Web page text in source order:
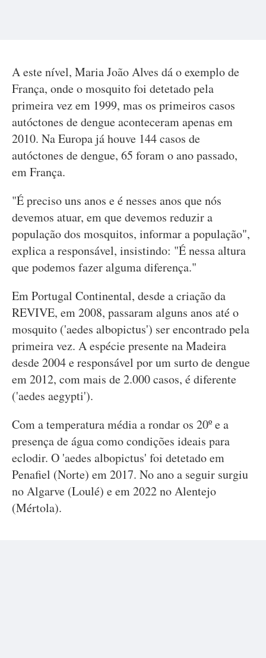
A este nível, Maria João Alves dá o exemplo de
França, onde o mosquito foi detetado pela
primeira vez em 1999, mas os primeiros casos
autóctones de dengue aconteceram apenas em
2010. Na Europa já houve 144 casos de
autóctones de dengue, 65 foram o ano passado,
em França.
"É preciso uns anos e é nesses anos que nós
devemos atuar, em que devemos reduzir a
população dos mosquitos, informar a população",
explica a responsável, insistindo: "É nessa altura
que podemos fazer alguma diferença."
Em Portugal Continental, desde a criação da
REVIVE, em 2008, passaram alguns anos até o
mosquito ('aedes albopictus') ser encontrado pela
primeira vez. A espécie presente na Madeira
desde 2004 e responsável por um surto de dengue
em 2012, com mais de 2.000 casos, é diferente
('aedes aegypti').
Com a temperatura média a rondar os 20º e a
presença de água como condições ideais para
eclodir. O 'aedes albopictus' foi detetado em
Penafiel (Norte) em 2017. No ano a seguir surgiu
no Algarve (Loulé) e em 2022 no Alentejo
(Mértola).